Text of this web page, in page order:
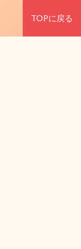
TOPに戻る